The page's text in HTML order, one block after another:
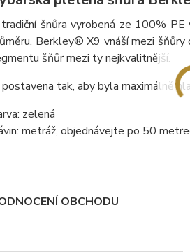
šnůra vyrobená ze 100%
Berkley® X9 vnáší mezi
šňůr mezi ty nejkvalitnější.
postavena tak, aby byla maximálně
zelená
metráž, objednávejte po 50
OBCHODU